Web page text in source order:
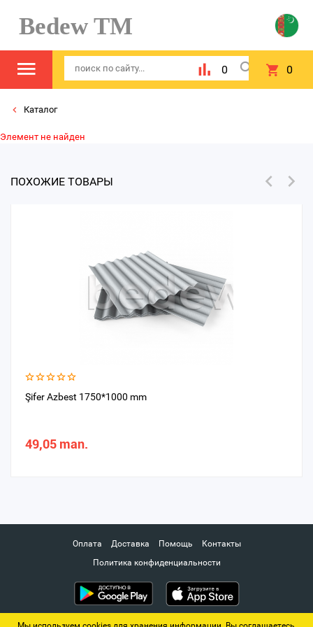
Bedew TM
0 0
Каталог
Элемент не найден
ПОХОЖИЕ ТОВАРЫ
Şifer Azbest 1750*1000 mm
49,05 man.
Оплата Доставка Помощь
Контакты
Политика конфиденциальности